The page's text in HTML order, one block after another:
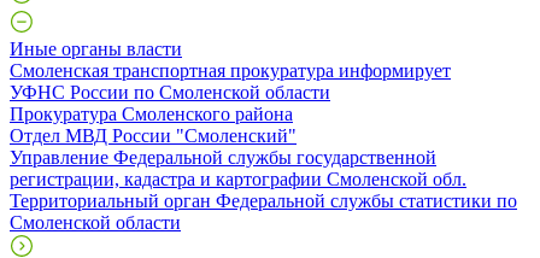
Иные органы власти
Смоленская транспортная прокуратура информирует
УФНС России по Смоленской области
Прокуратура Смоленского района
Отдел МВД России "Смоленский"
Управление Федеральной службы государственной
регистрации, кадастра и картографии Смоленской обл.
Территориальный орган Федеральной службы статистики по
Смоленской области